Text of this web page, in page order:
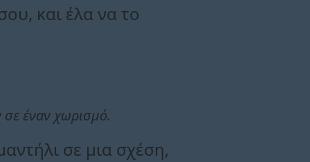
και έλα να το
σε έναν χωρισμό.
σε μια σχέση,